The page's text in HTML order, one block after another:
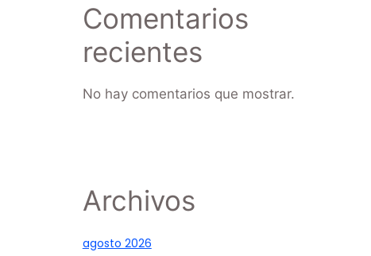
Comentarios
recientes
No hay comentarios que mostrar.
Archivos
agosto 2026